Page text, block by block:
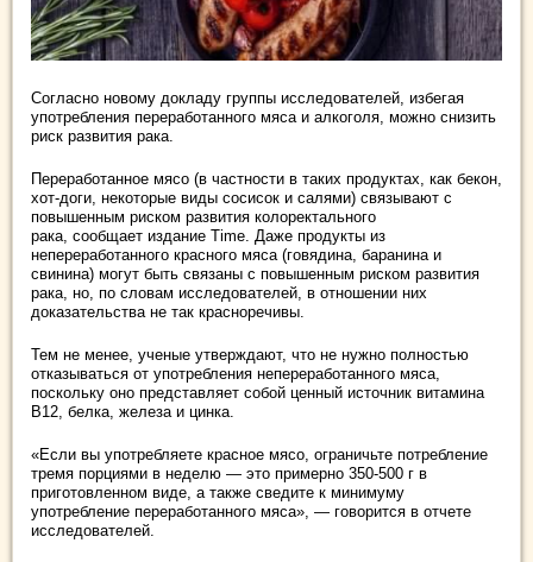
Согласно новому докладу группы исследователей, избегая
употребления переработанного мяса и алкоголя, можно снизить
риск развития рака.
Переработанное мясо (в частности в таких продуктах, как бекон,
хот-доги, некоторые виды сосисок и салями) связывают с
повышенным риском развития колоректального
рака, сообщает издание Time. Даже продукты из
непереработанного красного мяса (говядина, баранина и
свинина) могут быть связаны с повышенным риском развития
рака, но, по словам исследователей, в отношении них
доказательства не так красноречивы.
Тем не менее, ученые утверждают, что не нужно полностью
отказываться от употребления непереработанного мяса,
поскольку оно представляет собой ценный источник витамина
B12, белка, железа и цинка.
«Если вы употребляете красное мясо, ограничьте потребление
тремя порциями в неделю — это примерно 350-500 г в
приготовленном виде, а также сведите к минимуму
употребление переработанного мяса», — говорится в отчете
исследователей.